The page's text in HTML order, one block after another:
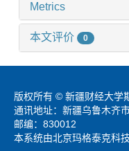
Metrics
本文评价 0
版权所有 © 新疆财经大学
通讯地址：新疆乌鲁木齐
邮编：830012
本系统由北京玛格泰克科